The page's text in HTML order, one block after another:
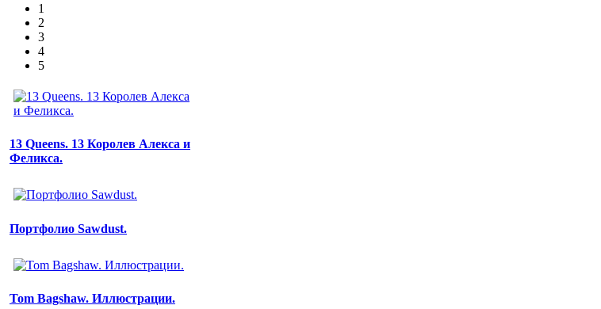
1
2
3
4
5
13 Queens. 13 Королев Алекса и
Феликса.
Портфолио Sawdust.
Tom Bagshaw. Иллюстрации.